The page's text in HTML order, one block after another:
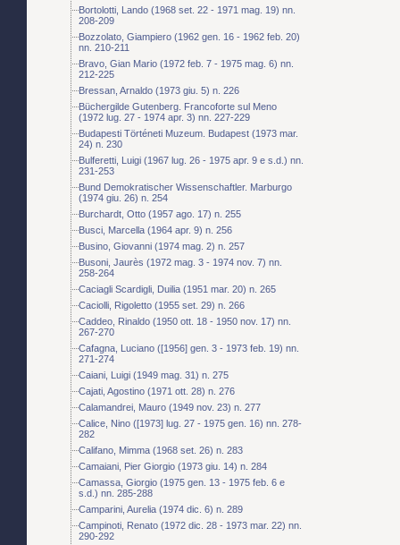
Bortolotti, Lando (1968 set. 22 - 1971 mag. 19) nn.
208-209
Bozzolato, Giampiero (1962 gen. 16 - 1962 feb. 20)
nn. 210-211
Bravo, Gian Mario (1972 feb. 7 - 1975 mag. 6) nn.
212-225
Bressan, Arnaldo (1973 giu. 5) n. 226
Büchergilde Gutenberg. Francoforte sul Meno
(1972 lug. 27 - 1974 apr. 3) nn. 227-229
Budapesti Történeti Muzeum. Budapest (1973 mar.
24) n. 230
Bulferetti, Luigi (1967 lug. 26 - 1975 apr. 9 e s.d.) nn.
231-253
Bund Demokratischer Wissenschaftler. Marburgo
(1974 giu. 26) n. 254
Burchardt, Otto (1957 ago. 17) n. 255
Busci, Marcella (1964 apr. 9) n. 256
Busino, Giovanni (1974 mag. 2) n. 257
Busoni, Jaurès (1972 mag. 3 - 1974 nov. 7) nn.
258-264
Caciagli Scardigli, Duilia (1951 mar. 20) n. 265
Caciolli, Rigoletto (1955 set. 29) n. 266
Caddeo, Rinaldo (1950 ott. 18 - 1950 nov. 17) nn.
267-270
Cafagna, Luciano ([1956] gen. 3 - 1973 feb. 19) nn.
271-274
Caiani, Luigi (1949 mag. 31) n. 275
Cajati, Agostino (1971 ott. 28) n. 276
Calamandrei, Mauro (1949 nov. 23) n. 277
Calice, Nino ([1973] lug. 27 - 1975 gen. 16) nn. 278-
282
Califano, Mimma (1968 set. 26) n. 283
Camaiani, Pier Giorgio (1973 giu. 14) n. 284
Camassa, Giorgio (1975 gen. 13 - 1975 feb. 6 e
s.d.) nn. 285-288
Camparini, Aurelia (1974 dic. 6) n. 289
Campinoti, Renato (1972 dic. 28 - 1973 mar. 22) nn.
290-292